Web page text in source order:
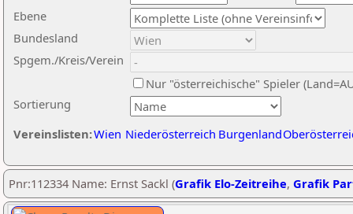
Ebene
Sortierung
Bundesland
Spgem./Kreis/Verein
Nur "österreichische" Spieler
Vereinslisten:Wien Niederösterreich Burgenland
Pnr:112334 Name: Ernst Sackl (Grafik Elo-Zeitreihe, Grafik